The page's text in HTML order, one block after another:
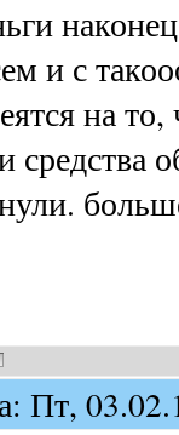
и с
на то,
средства
Пт,